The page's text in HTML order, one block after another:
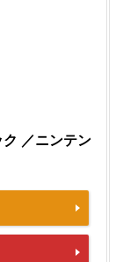
／ニンテン